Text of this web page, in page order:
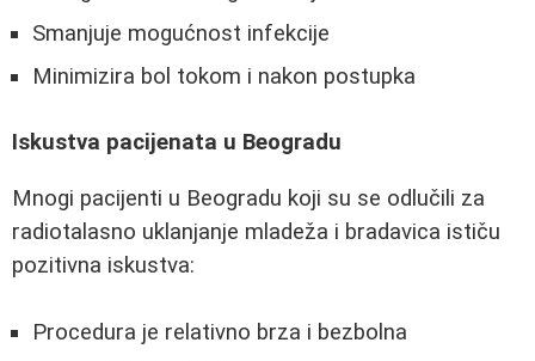
Smanjuje mogućnost infekcije
Minimizira bol tokom i nakon postupka
Iskustva pacijenata u Beogradu
Mnogi pacijenti u Beogradu koji su se odlučili za
radiotalasno uklanjanje mladeža i bradavica ističu
pozitivna iskustva:
Procedura je relativno brza i bezbolna